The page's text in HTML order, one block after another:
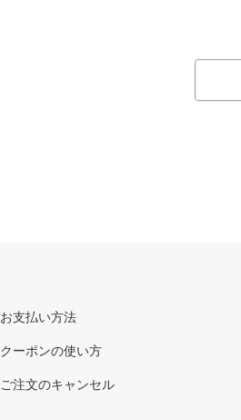
お支払い方法
クーポンの使い方
ご注文のキャンセル